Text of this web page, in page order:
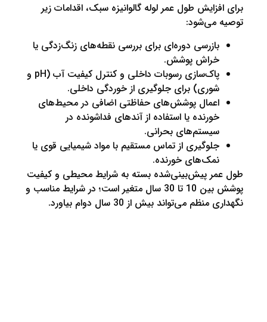
طول عمر لوله گالوانیزه سبک، اقدامات زیر
دوره‌ای برای بررسی نقطه‌های زنگ‌زدگی یا
پوشش.
پاک‌سازی رسوبات داخلی و کنترل کیفیت آب (pH و
برای جلوگیری از خوردگی داخلی.
پوشش‌های حفاظتی اضافی در محیط‌های
یا استفاده از آندهای فداشونده در
بحرانی.
از تماس مستقیم با مواد شیمیایی قوی یا
خورنده.
پیش‌بینی‌شده بسته به شرایط محیطی و کیفیت
پوشش بین 10 تا 30 سال متغیر است؛ در شرایط مناسب و
می‌تواند بیش از 30 سال دوام بیاورد.